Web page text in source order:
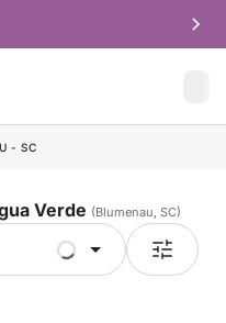
- SC
Verde (Blumenau, SC)